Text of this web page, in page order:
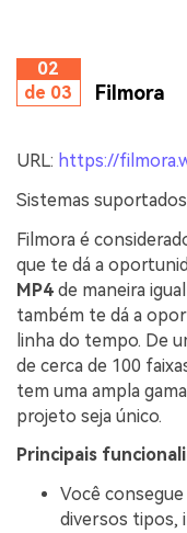
02
de 03
Filmora
URL: https://
Sistemas
Filmora é
que te dá a
MP4 de maneira
também te dá a
linha do tempo. De
de cerca de 100
tem uma ampla
projeto seja único.
Principais
Você
diversos tipos,